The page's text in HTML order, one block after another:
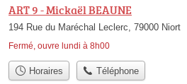
ART 9 - Mickaël BEAUNE
194 Rue du Maréchal Leclerc, 79000 Niort
Fermé, ouvre lundi à 8h00
Horaires Téléphone